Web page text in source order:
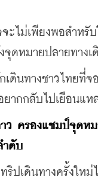
ไม่เพียงพอสำหรั
จุดหมายปลายทาง
นทางชาวไทยที่
ากกลับไปเยือนแห
ครองแชมป์จุดห
ำดับ
เดินทางครั้งใหม่